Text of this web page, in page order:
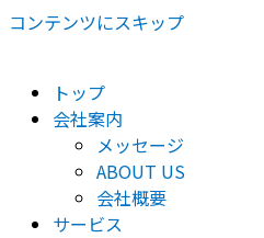
コンテンツにスキップ
トップ
会社案内
メッセージ
ABOUT US
会社概要
サービス